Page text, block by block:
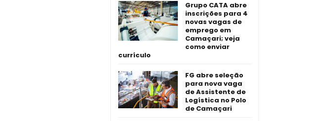
Grupo CATA abre
inscrições para 4
novas vagas de
emprego em
Camaçari; veja
como enviar
currículo
FG abre seleção
para nova vaga
de Assistente de
Logística no Polo
de Camaçari